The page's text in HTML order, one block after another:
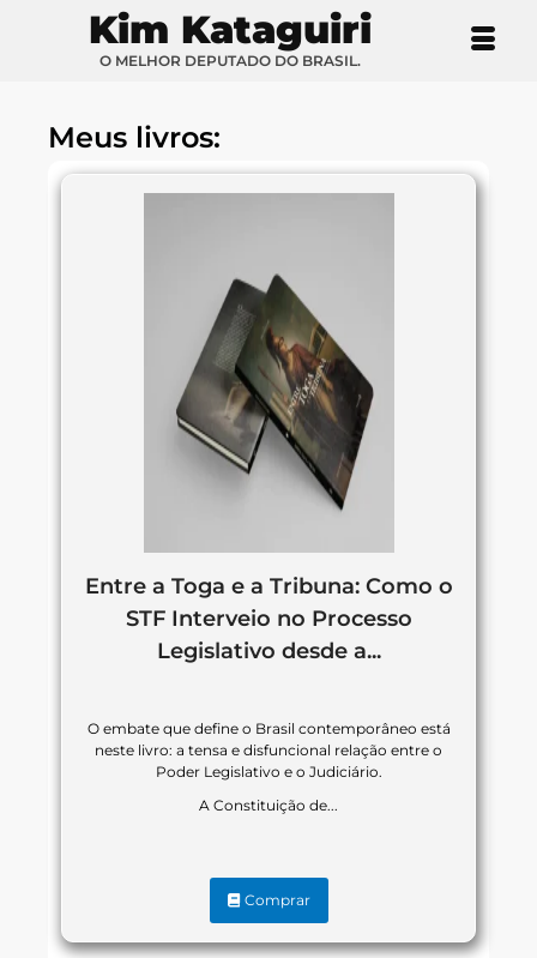
Kim Kataguiri
O MELHOR DEPUTADO DO BRASIL.
Meus livros:
Entre a Toga e a Tribuna: Como o
STF Interveio no Processo
Legislativo desde a...
O embate que define o Brasil contemporâneo está
neste livro: a tensa e disfuncional relação entre o
Poder Legislativo e o Judiciário.
A Constituição de...
Comprar